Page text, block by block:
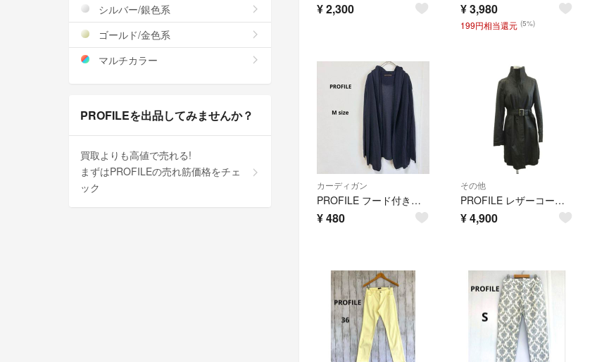
¥2,300 ¥3,980
199円相当還元 (5%)
カーディガン
PROFILE フード付き長袖ボタンレスカーディガン M ネイビー 麻ブレンド
¥480
その他
PROFILE レザーコート 本革 豚革 上着 38 黒 ブラック 無地
¥4,900
シルバー/銀色系
ゴールド/金色系
マルチカラー
PROFILEを出品してみませんか？
買取よりも高値で売れる!
まずはPROFILEの売れ筋価格をチェ
ック